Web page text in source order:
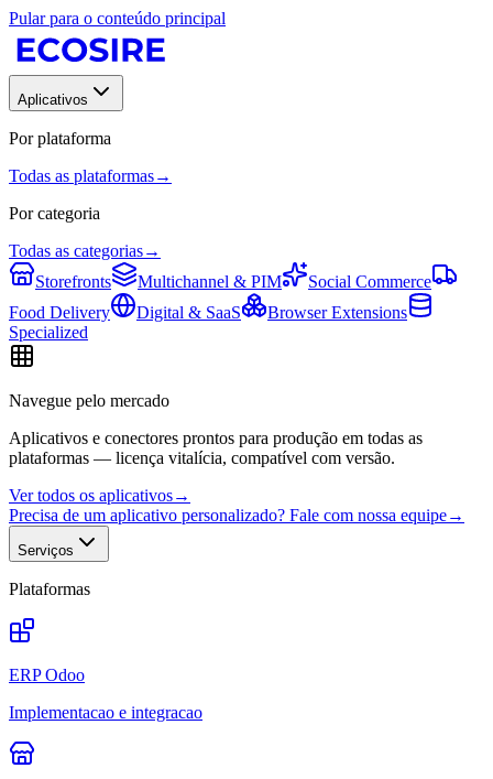
Pular para o conteúdo principal
Aplicativos
Por plataforma
Todas as plataformas→
Por categoria
Todas as categorias→
Storefronts
Multichannel & PIM
Social Commerce
Food Delivery
Digital & SaaS
Browser Extensions
Specialized
Navegue pelo mercado
Aplicativos e conectores prontos para produção em todas as
plataformas — licença vitalícia, compatível com versão.
Ver todos os aplicativos→
Precisa de um aplicativo personalizado? Fale com nossa equipe→
Serviços
Plataformas
ERP Odoo
Implementacao e integracao